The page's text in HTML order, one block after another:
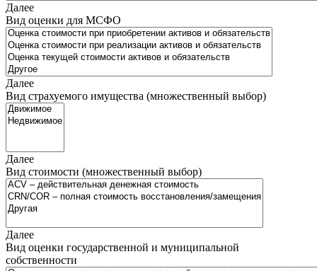
Далее
Вид оценки для МСФО
Далее
Вид страхуемого имущества (множественный выбор)
Далее
Вид стоимости (множественный выбор)
Далее
Вид оценки государственной и муниципальной
собственности